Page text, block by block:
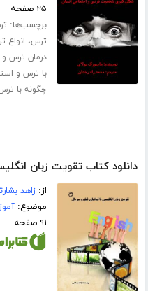
۲۵ صفحه
برچسب‌ها:
ترس، انواع
درمان ترس و
با ترس و
چگونه با
دانلود کتاب تقویت زبان
از:زاهد
موضوع:
۹۱ صفحه